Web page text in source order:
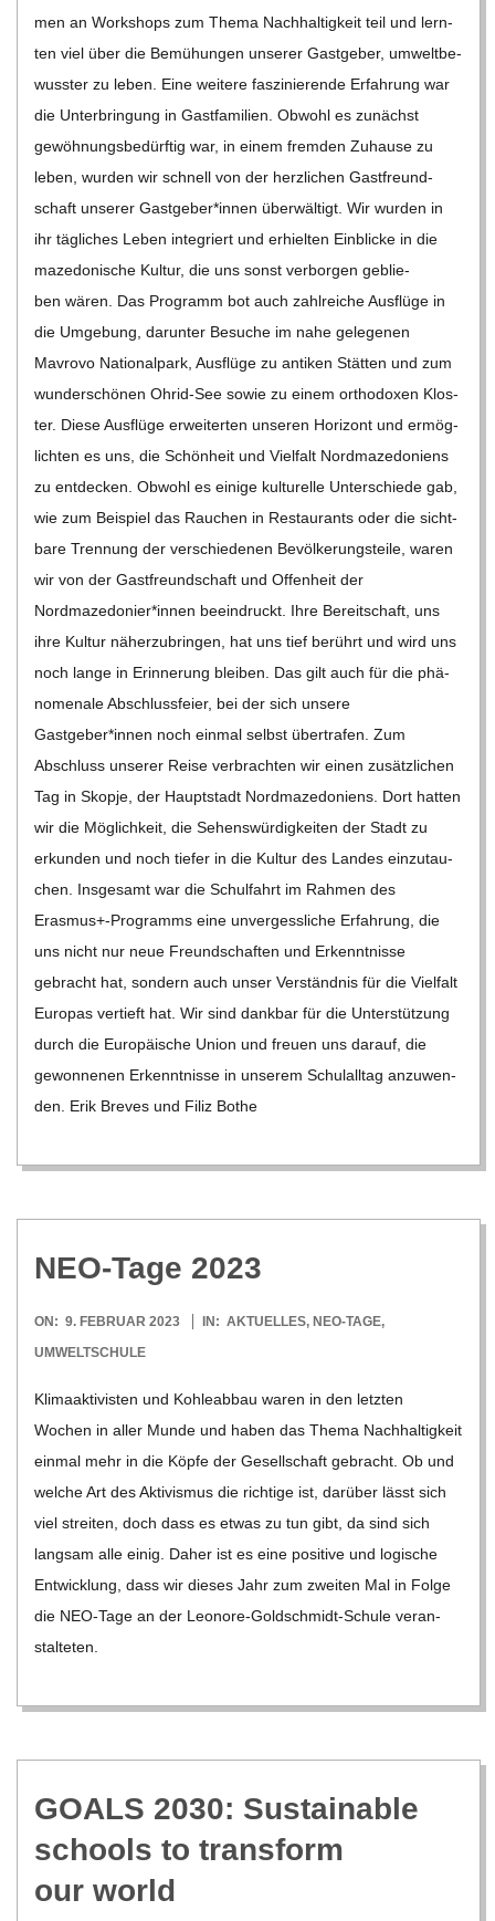
men an Work­shops zum Thema Nach­hal­tig­keit teil und lern­
ten viel über die Bemü­hun­gen unse­rer Gast­ge­ber, umwelt­be­
wuss­ter zu leben. Eine wei­tere fas­zi­nie­rende Erfah­rung war
die Unter­brin­gung in Gast­fa­mi­lien. Obwohl es zunächst
gewöh­nungs­be­dürf­tig war, in einem frem­den Zuhause zu
leben, wur­den wir schnell von der herz­li­chen Gast­freund­
schaft unse­rer Gastgeber*innen über­wäl­tigt. Wir wur­den in
ihr täg­li­ches Leben inte­griert und erhiel­ten Ein­bli­cke in die
maze­do­ni­sche Kul­tur, die uns sonst ver­bor­gen geblie­
ben wären. Das Pro­gramm bot auch zahl­rei­che Aus­flüge in
die Umge­bung, dar­un­ter Besu­che im nahe gele­ge­nen
Mavrovo Natio­nal­park, Aus­flüge zu anti­ken Stät­ten und zum
wun­der­schö­nen Ohrid-See sowie zu einem ortho­do­xen Klos­
ter. Diese Aus­flüge erwei­ter­ten unse­ren Hori­zont und ermög­
lich­ten es uns, die Schön­heit und Viel­falt Nord­ma­ze­do­ni­ens
zu ent­de­cken. Obwohl es einige kul­tu­relle Unter­schiede gab,
wie zum Bei­spiel das Rau­chen in Restau­rants oder die sicht­
bare Tren­nung der ver­schie­de­nen Bevöl­ke­rungs­teile, waren
wir von der Gast­freund­schaft und Offen­heit der
Nordmazedonier*innen beein­druckt. Ihre Bereit­schaft, uns
ihre Kul­tur näher­zu­brin­gen, hat uns tief berührt und wird uns
noch lange in Erin­ne­rung blei­ben. Das gilt auch für die phä­
no­me­nale Abschluss­feier, bei der sich unsere
Gastgeber*innen noch ein­mal selbst über­tra­fen. Zum
Abschluss unse­rer Reise ver­brach­ten wir einen zusätz­li­chen
Tag in Skopje, der Haupt­stadt Nord­ma­ze­do­ni­ens. Dort hat­ten
wir die Mög­lich­keit, die Sehens­wür­dig­kei­ten der Stadt zu
erkun­den und noch tie­fer in die Kul­tur des Lan­des ein­zu­tau­
chen. Ins­ge­samt war die Schul­fahrt im Rah­men des
Erasmus+-Programms eine unver­gess­li­che Erfah­rung, die
uns nicht nur neue Freund­schaf­ten und Erkennt­nisse
gebracht hat, son­dern auch unser Ver­ständ­nis für die Viel­falt
Euro­pas ver­tieft hat. Wir sind dank­bar für die Unter­stüt­zung
durch die Euro­päi­sche Union und freuen uns dar­auf, die
gewon­ne­nen Erkennt­nisse in unse­rem Schul­all­tag anzu­wen­
den. Erik Bre­ves und Filiz Bothe
NEO-Tage 2023
2023-
02-
ON: 9. FEBRUAR 2023 IN: AKTUELLES, NEO-TAGE,
UMWELTSCHULE
Kli­ma­ak­ti­vis­ten und Koh­le­ab­bau waren in den letz­ten
Wochen in aller Munde und haben das Thema Nach­hal­tig­keit
ein­mal mehr in die Köpfe der Gesell­schaft gebracht. Ob und
wel­che Art des Akti­vis­mus die rich­tige ist, dar­über lässt sich
viel strei­ten, doch dass es etwas zu tun gibt, da sind sich
lang­sam alle einig. Daher ist es eine posi­tive und logi­sche
Ent­wick­lung, dass wir die­ses Jahr zum zwei­ten Mal in Folge
die NEO-Tage an der Leo­­nore-Gol­d­­schmidt-Schule ver­an­
stal­te­ten.
GOALS 2030: Sus­tainable
schools to trans­form
our world